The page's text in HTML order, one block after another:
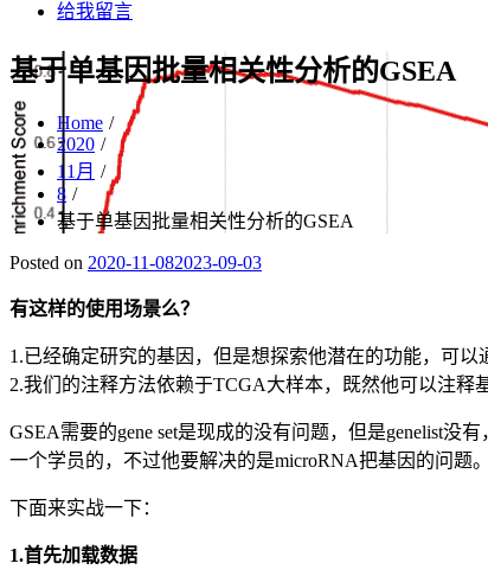
给我留言
基于单基因批量相关性分析的GSEA
Home
2020
11月
8
基于单基因批量相关性分析的GSEA
Posted on 2020-11-082023-09-03
有这样的使用场景么？
1.已经确定研究的基因，但是想探索他潜在的功能，可以
2.我们的注释方法依赖于TCGA大样本，既然他可以注释
GSEA需要的gene set是现成的没有问题，但是genelist
一个学员的，不过他要解决的是microRNA把基因的问题。
下面来实战一下：
1.首先加载数据